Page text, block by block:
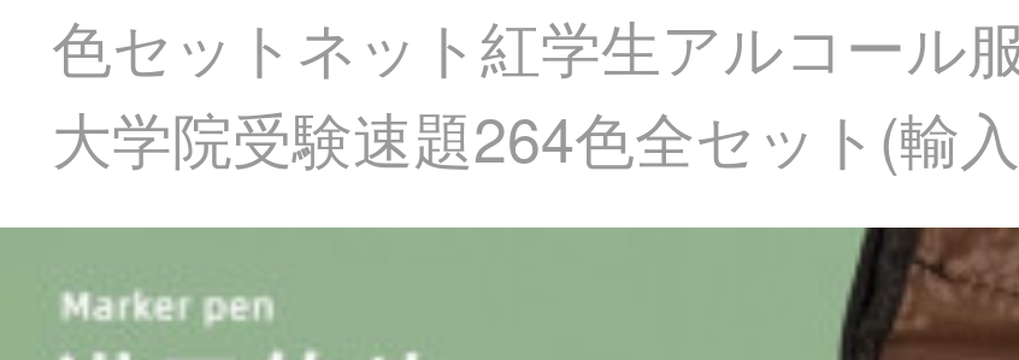
色セットネット紅学生アルコール
大学院受験速題264色全セット(輸